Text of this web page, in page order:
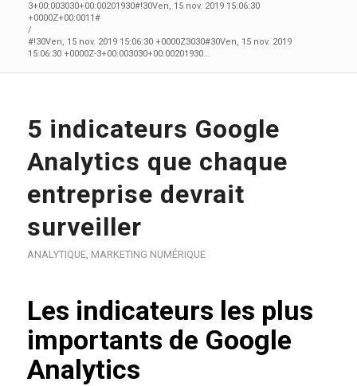
3+00:003030+00:00201930#!30Ven, 15 nov. 2019 15:06:30
+0000Z+00:0011#
/
#!30Ven, 15 nov. 2019 15:06:30 +0000Z3030#30Ven, 15 nov. 2019
15:06:30 +0000Z-3+00:003030+00:00201930...
5 indicateurs Google
Analytics que chaque
entreprise devrait
surveiller
ANALYTIQUE, MARKETING NUMÉRIQUE
Les indicateurs les plus
importants de Google
Analytics